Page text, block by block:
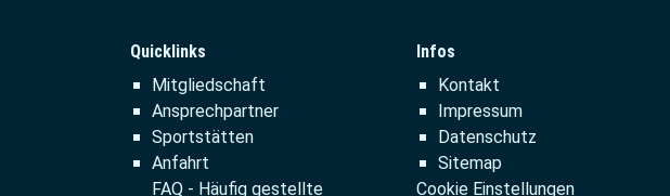
Quicklinks
Navigation
überspringen
Mitgliedschaft
Ansprechpartner
Sportstätten
Anfahrt
FAQ - Häufig gestellte
Infos
Navigation
überspringen
Kontakt
Impressum
Datenschutz
Sitemap
Cookie Einstellungen